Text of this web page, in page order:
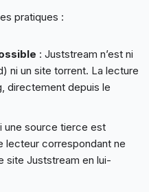
pratiques :
: Juststream n’est ni
ni un site torrent. La lecture
directement depuis le
une source tierce est
lecteur correspondant ne
site Juststream en lui-